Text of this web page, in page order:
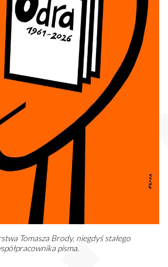
Tomasza Brody, niegdyś stałego
pisma.